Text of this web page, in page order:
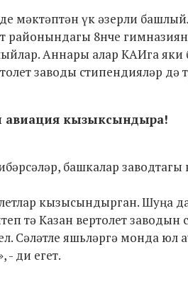
мәктәптән үк әзерли
районындагы 8нче
Аннары алар КАИга яки
заводы стипендияләр дә
авиация кызыксындыра!
башкалар заводтагы
кызысындырган. Шуңа
тә Казан вертолет заводын
Сәләтле яшьләргә монда
- ди егет.